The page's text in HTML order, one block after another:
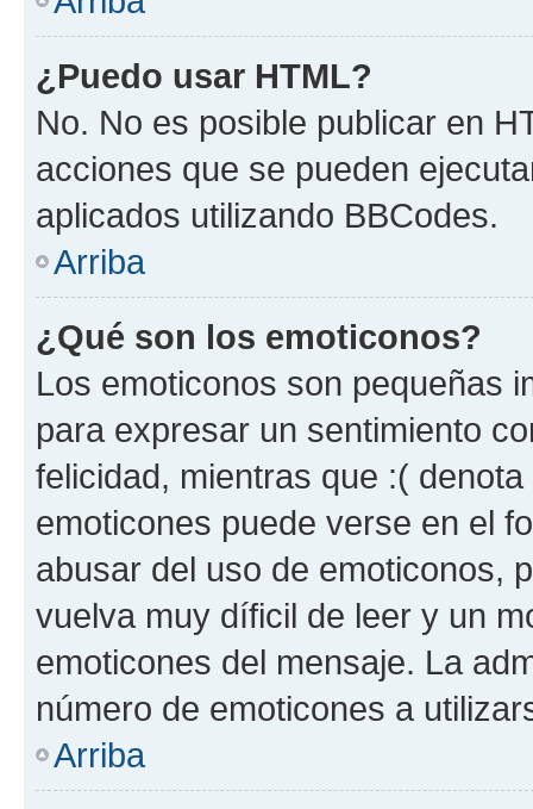
¿Puedo usar HTML?
No. No es posible publicar en
acciones que se pueden
aplicados utilizando BBCodes.
Arriba
¿Qué son los emoticonos?
Los emoticonos son pequeñas
para expresar un sentimiento
felicidad, mientras que :(
emoticones puede verse en el
abusar del uso de emoticonos,
vuelva muy díficil de leer y un
emoticones del mensaje. La
número de emoticones a
Arriba